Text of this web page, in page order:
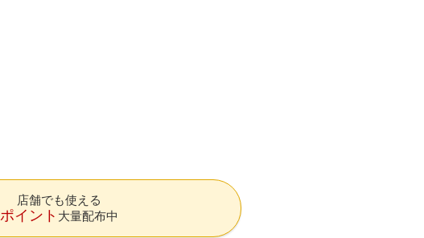
店舗でも使える
ポイント 大量配布中